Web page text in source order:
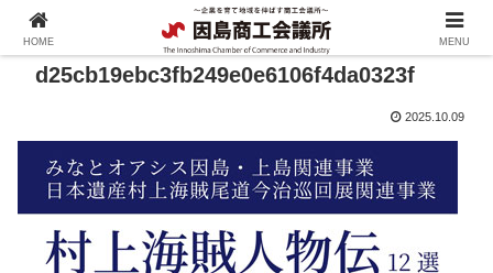
d25cb19ebc3fb249e0e6106f4da0323f
2025.10.09
HOME MENU